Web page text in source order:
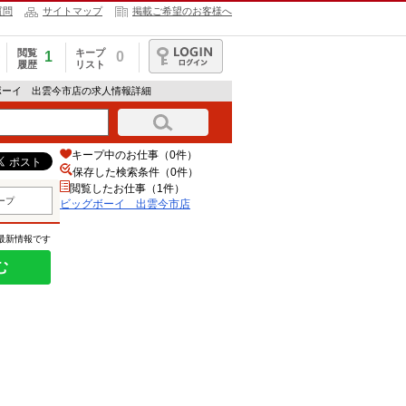
問 サイトマップ 掲載ご希望のお客様へ
閲覧
履歴
1
キープ
リスト
0
ログイン
ーイ 出雲今市店の求人情報詳細
プ
新情報です
キープ中のお仕事（0件）
保存した検索条件（0件）
閲覧したお仕事（1件）
ビッグボーイ 出雲今市店